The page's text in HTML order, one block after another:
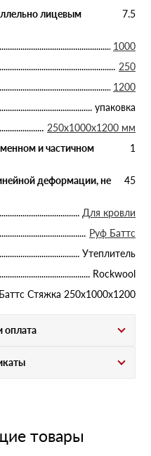
лицевым
7.5
1000
250
1200
упаковка
250х1000х1200 мм
и частичном
1
деформации, не
45
Для кровли
Руф Баттс
Утеплитель
Rockwool
Стяжка 250х1000х1200
оплата
товары